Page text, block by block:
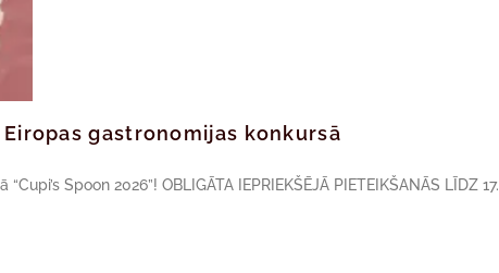
gastronomijas konkursā
Spoon 2026”! OBLIGĀTA IEPRIEKŠĒJĀ PIETEIKŠANĀS LĪDZ 17.